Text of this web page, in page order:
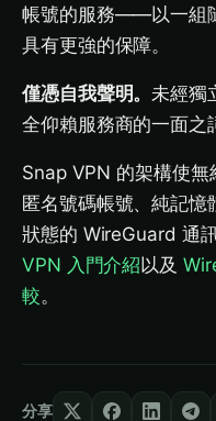
帳號的服務——以一組
具有更強的保障。
僅憑自我聲明。未經獨
全仰賴服務商的一面之
Snap VPN 的架構使無
匿名號碼帳號、純記
狀態的 WireGuard 通
VPN 入門介紹以及
較。
分享